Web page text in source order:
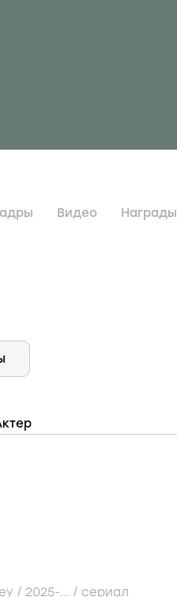
Видео Награды
/ 2025-... / сериал